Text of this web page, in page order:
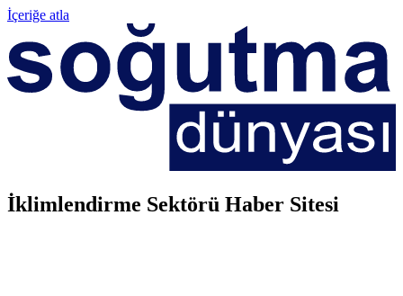
İçeriğe atla
İklimlendirme Sektörü Haber Sitesi